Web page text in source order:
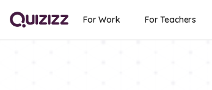
For Work For Teachers